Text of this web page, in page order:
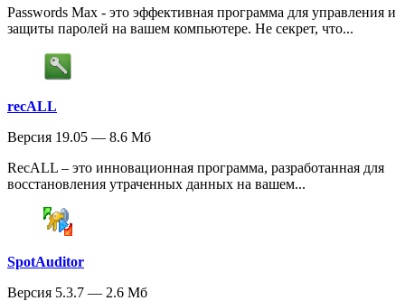
Passwords Max - это эффективная программа для управления и
защиты паролей на вашем компьютере. Не секрет, что...
recALL
Версия 19.05 — 8.6 Мб
RecALL – это инновационная программа, разработанная для
восстановления утраченных данных на вашем...
SpotAuditor
Версия 5.3.7 — 2.6 Мб